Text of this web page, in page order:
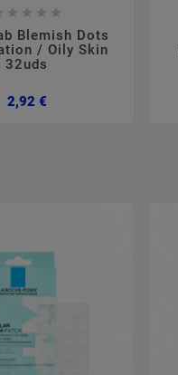
   
Blemish Dots
/ Oily Skin
32uds
2,92 €Preço